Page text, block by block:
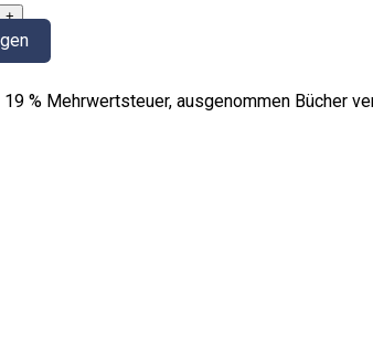
% Mehrwertsteuer, ausgenommen Bücher